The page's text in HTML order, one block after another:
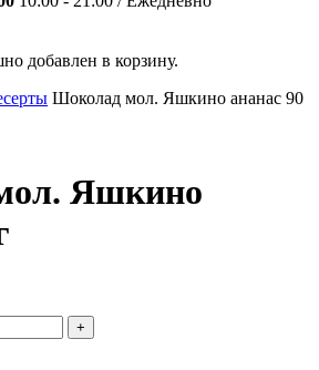
добавлен в корзину.
Шоколад мол. Яшкино ананас 90
Яшкино